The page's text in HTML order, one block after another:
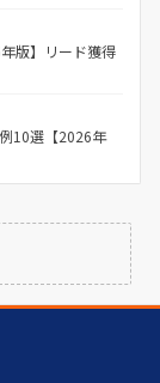
版】リード獲得
10選【2026年